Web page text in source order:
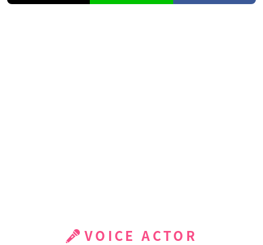
VOICE ACTOR